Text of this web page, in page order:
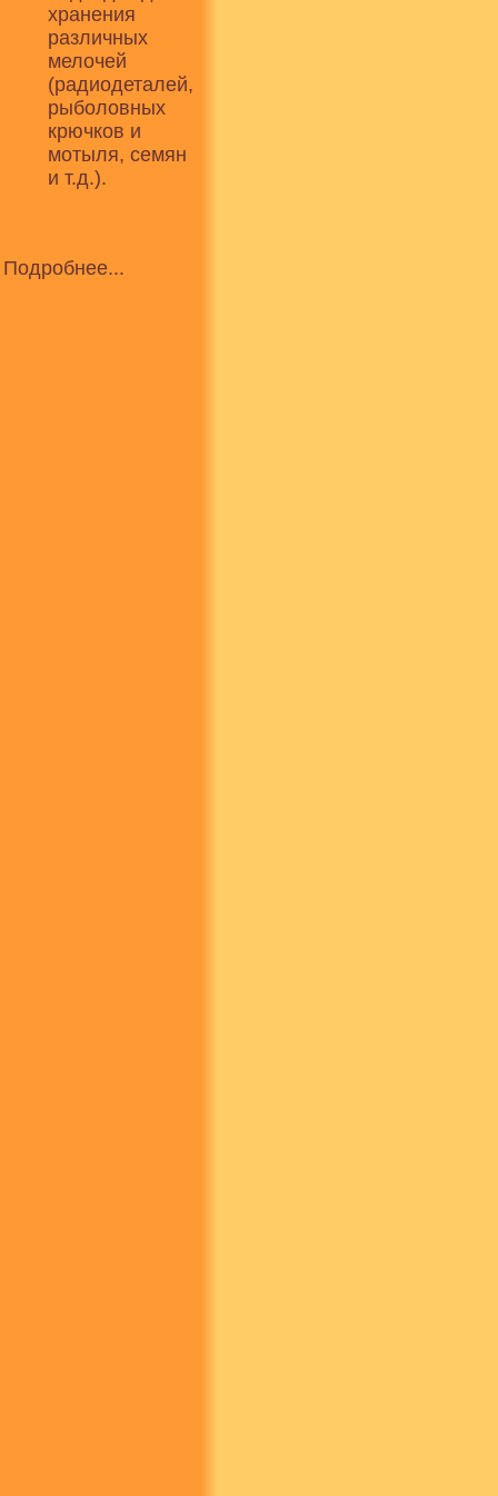
хранения
различных
мелочей
(радиодеталей,
рыболовных
крючков и
мотыля, семян
и т.д.).
Подробнее...